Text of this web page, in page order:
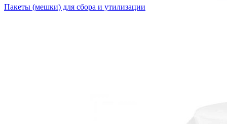
Пакеты (мешки) для сбора и утилизации